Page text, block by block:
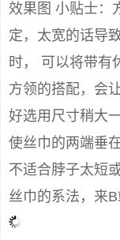
效果图 小贴士：
定，太宽的话导
时， 可以将带有
方领的搭配，会
好选用尺寸稍大
使丝巾的两端垂
不适合脖子太短
丝巾的系法，来